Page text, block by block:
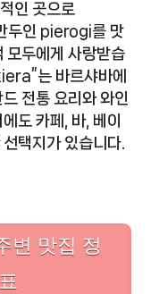
인 곳으로
두인 pierogi를 맛
모두에게 사랑받습
는 바르샤바에
전통 요리와 와인
도 카페, 바, 베이
택지가 있습니다.
변 맛집 정